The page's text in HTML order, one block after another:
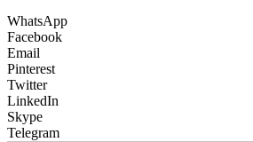
WhatsApp
Facebook
Email
Pinterest
Twitter
LinkedIn
Skype
Telegram